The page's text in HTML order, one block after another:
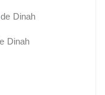
de Dinah
Dinah